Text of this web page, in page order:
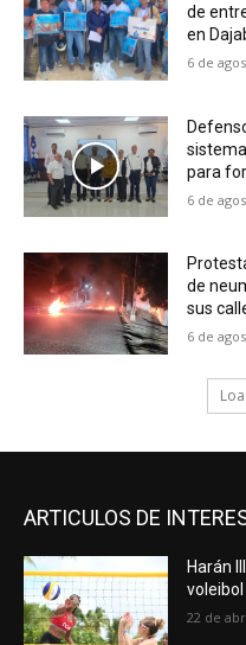
de
en
6 de
para
6 de
de
sus
6 de
ARTICULOS DE
Harán
22 de